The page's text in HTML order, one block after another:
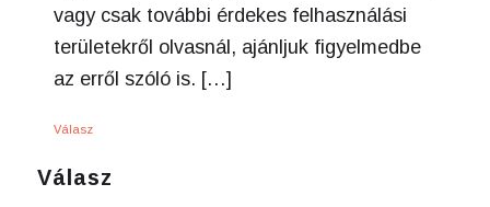
vagy csak további érdekes felhasználási
területekről olvasnál, ajánljuk figyelmedbe
az erről szóló is. […]
Válasz
Válasz